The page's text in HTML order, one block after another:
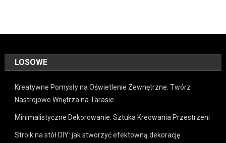
LOSOWE
Kreatywne Pomysły na Oświetlenie Zewnętrzne: Twórz
Nastrojowe Wnętrza na Tarasie
Minimalistyczne Dekorowanie: Sztuka Kreowania Przestrzeni
Stroik na stół DIY: jak stworzyć efektowną dekorację